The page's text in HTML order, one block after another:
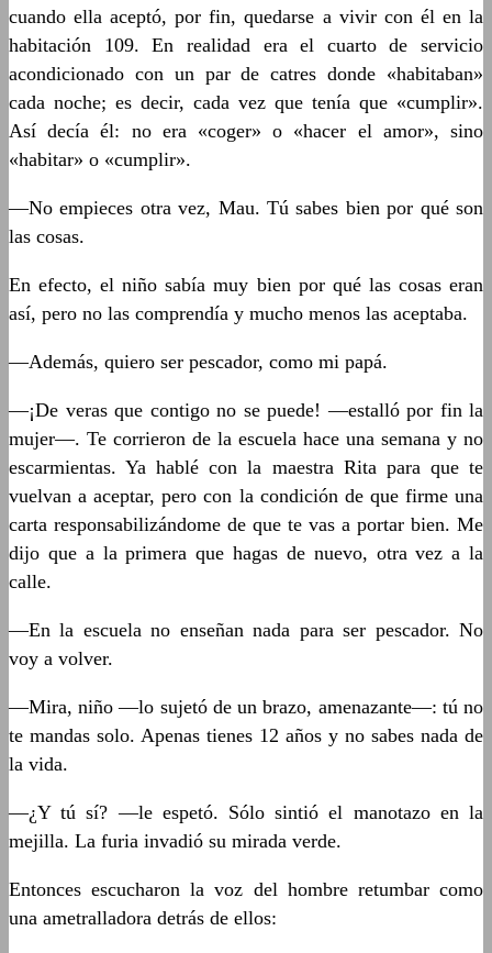
cuando ella aceptó, por fin, quedarse a vivir con él en la
habitación 109. En realidad era el cuarto de servicio
acondicionado con un par de catres donde «habitaban»
cada noche; es decir, cada vez que tenía que «cumplir».
Así decía él: no era «coger» o «hacer el amor», sino
«habitar» o «cumplir».
—No empieces otra vez, Mau. Tú sabes bien por qué son
las cosas.
En efecto, el niño sabía muy bien por qué las cosas eran
así, pero no las comprendía y mucho menos las aceptaba.
—Además, quiero ser pescador, como mi papá.
—¡De veras que contigo no se puede! —estalló por fin la
mujer—. Te corrieron de la escuela hace una semana y no
escarmientas. Ya hablé con la maestra Rita para que te
vuelvan a aceptar, pero con la condición de que firme una
carta responsabilizándome de que te vas a portar bien. Me
dijo que a la primera que hagas de nuevo, otra vez a la
calle.
—En la escuela no enseñan nada para ser pescador. No
voy a volver.
—Mira, niño —lo sujetó de un brazo, amenazante—: tú no
te mandas solo. Apenas tienes 12 años y no sabes nada de
la vida.
—¿Y tú sí? —le espetó. Sólo sintió el manotazo en la
mejilla. La furia invadió su mirada verde.
Entonces escucharon la voz del hombre retumbar como
una ametralladora detrás de ellos: